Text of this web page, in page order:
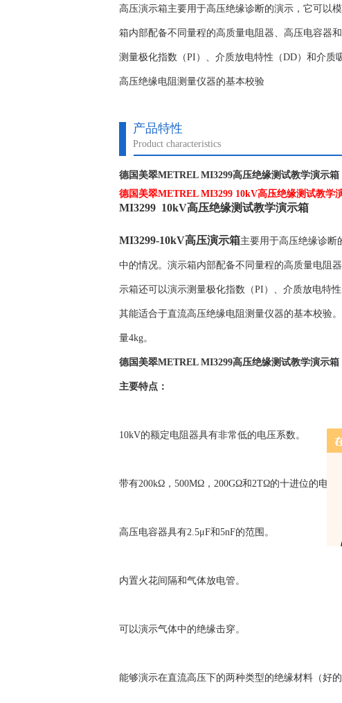
高压演示箱主要用于高压绝缘诊断的演示，它可以
箱内部配备不同量程的高质量电阻器、高压电容器
测量极化指数（PI）、介质放电特性（DD）和介
高压绝缘电阻测量仪器的基本校验
产品特性
Product characteristics
德国美翠METREL MI3299高压绝缘测试教学演示箱
德国美翠METREL MI3299 10kV高压绝缘测试教学
MI3299 10kV高压绝缘测试教学演示箱
MI3299-10kV高压演示箱主要用于高压绝缘诊断
中的情况。演示箱内部配备不同量程的高质量电阻
示箱还可以演示测量极化指数（PI）、介质放电特
其能适合于直流高压绝缘电阻测量仪器的基本校验
量4kg。
德国美翠METREL MI3299高压绝缘测试教学演示箱
主要特点：
10kV的额定电阻器具有非常低的电压系数。
带有200kΩ，500MΩ，200GΩ和2TΩ的十进位的电阻
高压电容器具有2.5μF和5nF的范围。
内置火花间隔和气体放电管。
可以演示气体中的绝缘击穿。
能够演示在直流高压下的两种类型的绝缘材料（好